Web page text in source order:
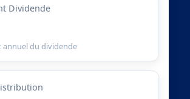
Dividende
annuel du dividende